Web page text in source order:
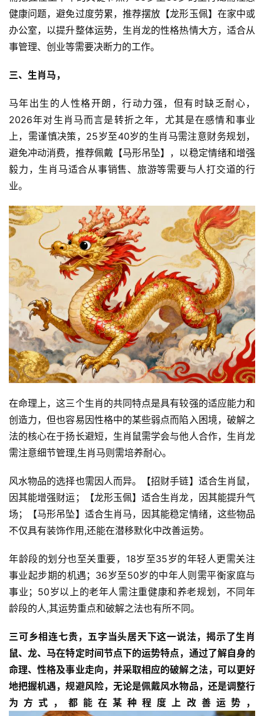
健康问题，避免过度劳累，推荐摆放【龙形玉佩】在家中或
办公室，以提升整体运势，生肖龙的性格热情大方，适合从
事管理、创业等需要决断力的工作。
三、生肖马，
马年出生的人性格开朗，行动力强，但有时缺乏耐心，
2026年对生肖马而言是转折之年，尤其是在感情和事业
上，需谨慎决策，25岁至40岁的生肖马需注意财务规划，
避免冲动消费，推荐佩戴【马形吊坠】，以稳定情绪和增强
毅力，生肖马适合从事销售、旅游等需要与人打交道的行
业。
在命理上，这三个生肖的共同特点是具有较强的适应能力和
创造力，但也容易因性格中的某些弱点而陷入困境，破解之
法的核心在于扬长避短，生肖鼠需学会与他人合作，生肖龙
需注意细节管理,生肖马则需培养耐心。
风水物品的选择也需因人而异。【招财手链】适合生肖鼠，
因其能增强财运；【龙形玉佩】适合生肖龙，因其能提升气
场；【马形吊坠】适合生肖马，因其能稳定情绪，这些物品
不仅具有装饰作用,还能在潜移默化中改善运势。
年龄段的划分也至关重要，18岁至35岁的年轻人更需关注
事业起步期的机遇；36岁至50岁的中年人则需平衡家庭与
事业；50岁以上的老年人需注重健康和养老规划，不同年
龄段的人,其运势重点和破解之法也有所不同。
三可乡相连七贵，五字当头居天下这一说法，揭示了生肖
鼠、龙、马在特定时间节点下的运势特点，通过了解自身的
命理、性格及事业走向，并采取相应的破解之法，可以更好
地把握机遇，规避风险，无论是佩戴风水物品，还是调整行
为方式，都能在某种程度上改善运势，